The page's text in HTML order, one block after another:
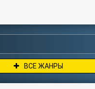
ВСЕ ЖАНРЫ